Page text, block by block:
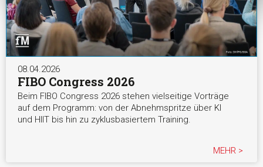
08.04.2026
FIBO Congress 2026
Beim FIBO Congress 2026 stehen vielseitige Vorträge
auf dem Programm: von der Abnehmspritze über KI
und HIIT bis hin zu zyklusbasiertem Training.
MEHR >